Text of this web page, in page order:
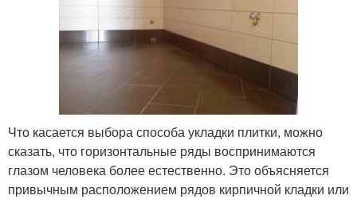
Что касается выбора способа укладки плитки, можно
сказать, что горизонтальные ряды воспринимаются
глазом человека более естественно. Это объясняется
привычным расположением рядов кирпичной кладки или